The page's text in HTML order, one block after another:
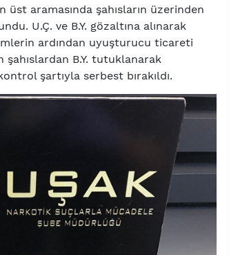
aramasında şahısların üzerinden
U.Ç. ve B.Y. gözaltına alınarak
ardından uyuşturucu ticareti
B.Y. tutuklanarak
şartıyla serbest bırakıldı.